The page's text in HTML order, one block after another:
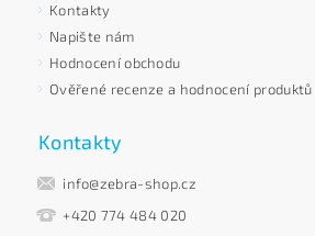
Kontakty
Napište nám
Hodnocení obchodu
Ověřené recenze a hodnocení produktů
Kontakty
info@zebra-shop.cz
+420 774 484 020